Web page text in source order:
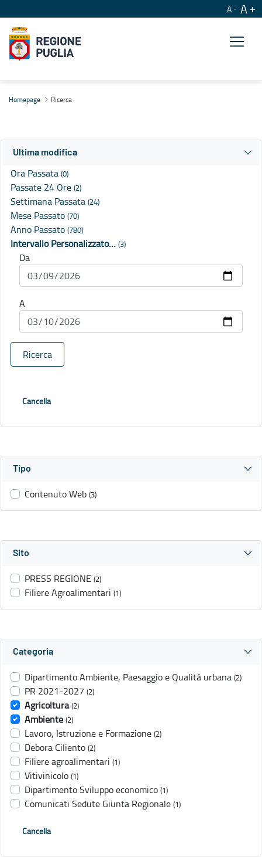
A A
Homepage Ricerca
Ultima modifica
Ora Passata (0)
Passate 24 Ore (2)
Settimana Passata (24)
Mese Passato (70)
Anno Passato (780)
Intervallo Personalizzato… (3)
Da
A
Ricerca
Cancella
Tipo
Contenuto Web (3)
Sito
PRESS REGIONE (2)
Filiere Agroalimentari (1)
Categoria
Dipartimento Ambiente, Paesaggio e Qualità urbana (2)
PR 2021-2027 (2)
Agricoltura (2)
Ambiente (2)
Lavoro, Istruzione e Formazione (2)
Debora Ciliento (2)
Filiere agroalimentari (1)
Vitivinicolo (1)
Dipartimento Sviluppo economico (1)
Comunicati Sedute Giunta Regionale (1)
Cancella